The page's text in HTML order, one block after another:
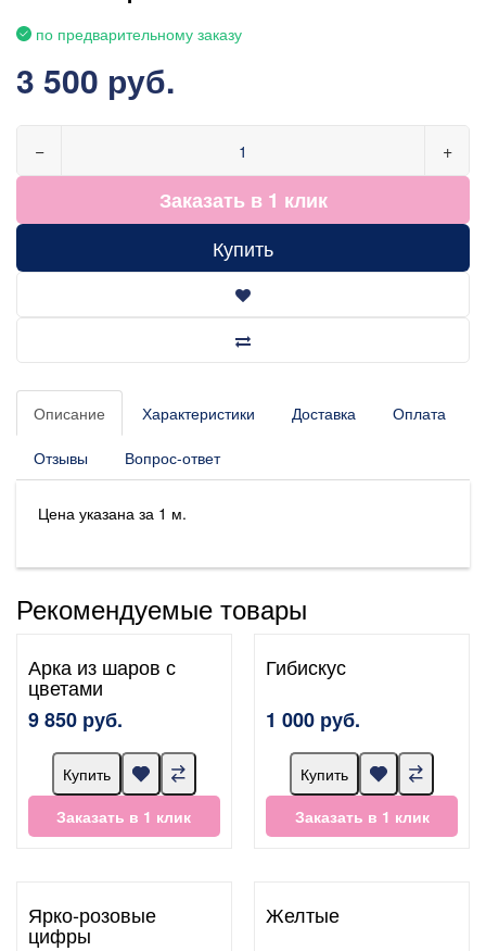
по предварительному заказу
3 500 руб.
− +
Заказать в 1 клик
Купить
Описание Характеристики Доставка Оплата
Отзывы Вопрос-ответ
Цена указана за 1 м.
Рекомендуемые товары
Арка из шаров с
цветами
9 850 руб.
Купить
Заказать в 1 клик
Гибискус
1 000 руб.
Купить
Заказать в 1 клик
Ярко-розовые
цифры
Желтые